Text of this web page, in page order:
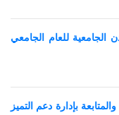
الجامعية للعام الجامعي
بإدارة دعم التميز